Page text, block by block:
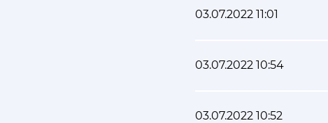
03.07.2022 11:01
03.07.2022 10:54
03.07.2022 10:52